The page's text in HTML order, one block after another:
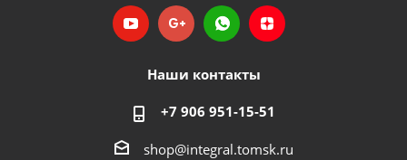
Наши контакты
+7 906 951-15-51
shop@integral.tomsk.ru